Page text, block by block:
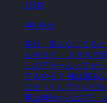
1日前
4時49分
多分、皆んなしてると
んやけど、 スマホで
しのアラームってセ
てるやろ？ 俺は因み
にセットしてたんだ
事は8時からなので、